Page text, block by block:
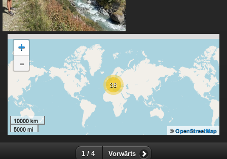
38
+
-
10000 km
5000 mi
© OpenStreetMap
1 / 4 Vorwärts